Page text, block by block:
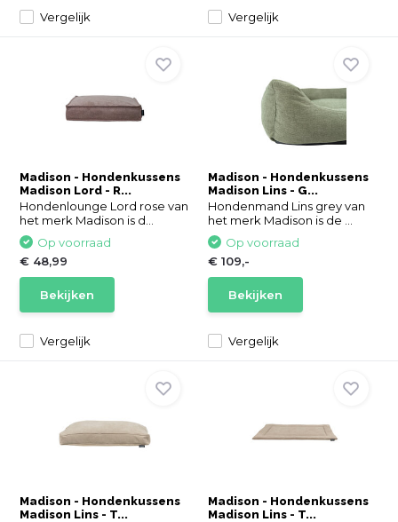
Vergelijk Vergelijk
Madison - Hondenkussens
Madison Lord - R...
Hondenlounge Lord rose van
het merk Madison is d...
Vergelijk
Op voorraad
€ 48,99
Bekijken
Madison - Hondenkussens
Madison Lins - G...
Hondenmand Lins grey van
het merk Madison is de ...
Vergelijk
Op voorraad
€ 109,-
Bekijken
Madison - Hondenkussens
Madison Lins - T...
Madison - Hondenkussens
Madison Lins - T...